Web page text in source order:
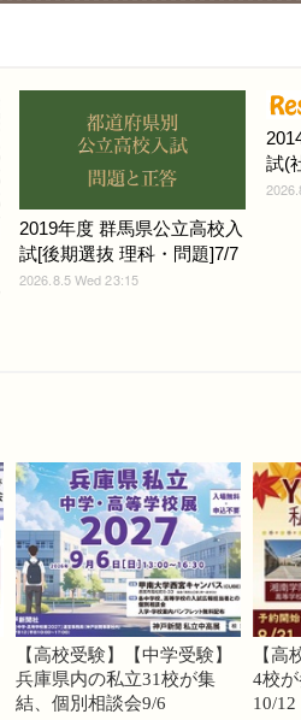
2019年度 群馬県公立高校入
試[後期選抜 理科・問題]7/7
2026.8.5 Wed 23:15
試(
【高校受験】【中学受験】
兵庫県内の私立31校が集
結、個別相談会9/6
【高
4校
10/12